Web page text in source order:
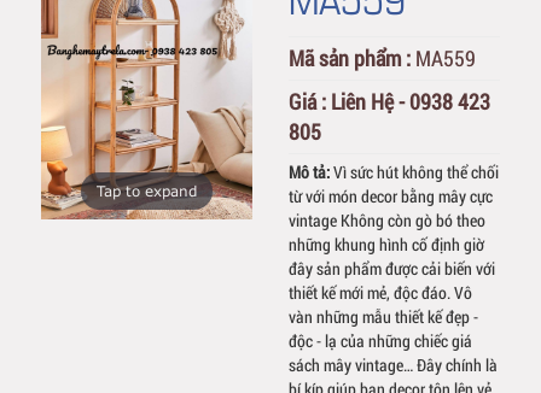
Tap to expand
Mã sản phẩm : MA559
Giá : Liên Hệ - 0938 423
805
Mô tả:Vì sức hút không thể chối
từ với món decor bằng mây cực
vintage Không còn gò bó theo
những khung hình cố định giờ
đây sản phẩm được cải biến với
thiết kế mới mẻ, độc đáo. Vô
vàn những mẫu thiết kế đẹp -
độc - lạ của những chiếc giá
sách mây vintage… Đây chính là